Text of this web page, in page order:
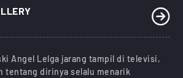
Angel Lelga jarang tampil di televisi,
tentang dirinya selalu menarik